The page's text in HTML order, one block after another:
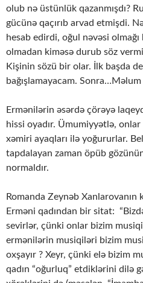
olub nə üstünlük qazanmışdı?
gücünə qaçırıb arvad etmişdi.
hesab edirdi, oğul nəvəsi olmağı
olmadan kiməsə durub söz
Kişinin sözü bir olar. İlk başda
bağışlamayacam. Sonra…Məlum
Ermənilərin əsərdə çörəyə
hissi oyadır. Ümumiyyətlə,
xəmiri ayaqları ilə yoğururlar.
tapdalayan zaman öpüb
normaldır.
Romanda Zeynəb
Erməni qadından bir sitat:
sevirlər, çünki onlar bizim
ermənilərin musiqiləri bizim
oxşayır ? Xeyr, çünki elə bizim
qadın “oğurluq” etdiklərini dilə